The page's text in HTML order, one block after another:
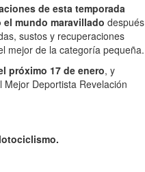
de esta temporada
mundo maravillado después
sustos y recuperaciones
mejor de la categoría pequeña.
próximo 17 de enero, y
Deportista Revelación